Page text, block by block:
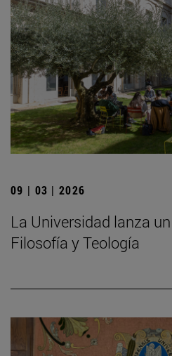
09 | 03 | 2026
La Universidad lanza
Filosofía y Teología